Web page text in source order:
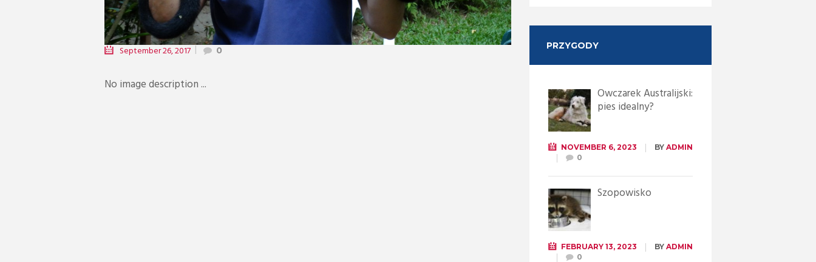
September 26, 2017 0
No image description ...
PRZYGODY
Owczarek Australijski:
pies idealny?
NOVEMBER 6, 2023 BY ADMIN
0
Szopowisko
FEBRUARY 13, 2023 BY ADMIN
0